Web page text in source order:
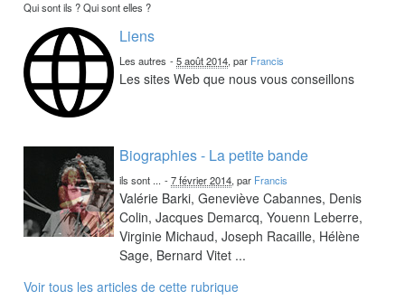
Qui sont ils ? Qui sont elles ?
Liens
Les autres -5 août 2014, par Francis
Les sites Web que nous vous conseillons
Biographies - La petite bande
ils sont ... -7 février 2014, par Francis
Valérie Barki, Geneviève Cabannes, Denis
Colin, Jacques Demarcq, Youenn Leberre,
Virginie Michaud, Joseph Racaille, Hélène
Sage, Bernard Vitet ...
Voir tous les articles de cette rubrique